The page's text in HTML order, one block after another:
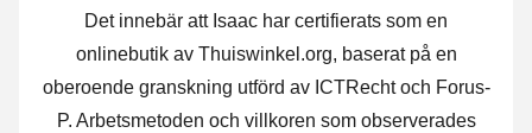
Det innebär att Isaac har certifierats som en
onlinebutik av Thuiswinkel.org, baserat på en
oberoende granskning utförd av ICTRecht och Forus-
P. Arbetsmetoden och villkoren som observerades